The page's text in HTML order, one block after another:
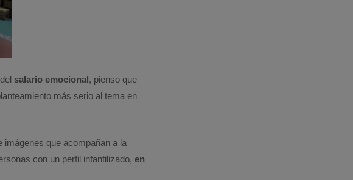
salario emocional , pienso que
más serio al tema en
imágenes que acompañan a la
con un perfil infantilizado, en